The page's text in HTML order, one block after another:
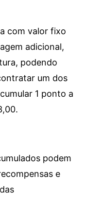
com valor fixo
adicional,
podendo
um dos
1 ponto a
podem
e